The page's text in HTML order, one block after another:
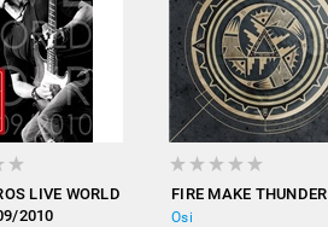
LIVE WORLD
2010
FIRE MAKE THUNDER
Osi